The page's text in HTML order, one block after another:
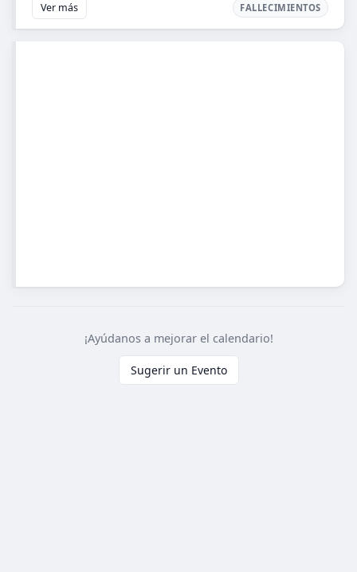
Ver más FALLECIMIENTOS
¡Ayúdanos a mejorar el calendario!
Sugerir un Evento